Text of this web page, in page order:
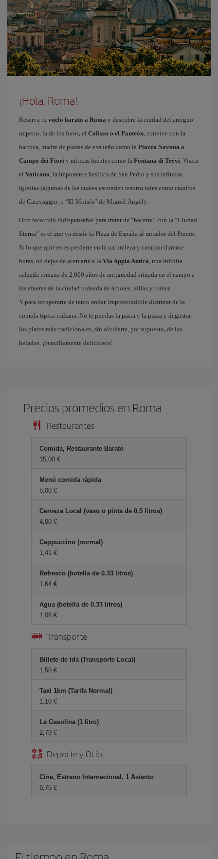
¡Hola, Roma!
Reserva tu vuelo barato a Roma y descubre la ciudad del antiguo
imperio, la de los foros, el Coliseo o el Panteón , convive con la
barroca, madre de plazas de ensueño como la Piazza Navona o
Campo dei Fiori y míticas fuentes como la Fontana di Trevi . Visita
el Vaticano , la imponente basílica de San Pedro y sus infinitas
iglesias (algunas de las cuales esconden tesoros tales como cuadros
de Caravaggio, o “El Moisés” de Miguel Ángel).
Otro recorrido indispensable para tratar de “hacerte” con la “Ciudad
Eterna” es el que va desde la Plaza de España al mirador del Pincio.
Si lo que quieres es perderte en la naturaleza y caminar durante
horas, no dejes de acercarte a la Via Appia Antica , una infinita
calzada romana de 2.000 años de antigüedad situada en el campo a
las afueras de la ciudad rodeada de árboles, villas y ruinas.
Y para recuperarte de tanto andar, imprescindible disfrutar de la
comida típica italiana. No te pierdas la pasta y la pizza y degustar
los platos más tradicionales, sin olvidarte, por supuesto, de los
helados. ¡Sencillamente deliciosos!
Precios promedios en Roma
Restaurantes
Comida, Restaurante Barato
15,00 €
Menú comida rápida
8,00 €
Cerveza Local (vaso o pinta de 0.5 litros)
4,00 €
Cappuccino (normal)
1,41 €
Refresco (botella de 0.33 litros)
1,64 €
Agua (botella de 0.33 litros)
1,08 €
Transporte
Billete de Ida (Transporte Local)
1,50 €
Taxi 1km (Tarifa Normal)
1,10 €
La Gasolina (1 litro)
2,79 €
Deporte y Ocio
Cine, Estreno Internacional, 1 Asiento
8,75 €